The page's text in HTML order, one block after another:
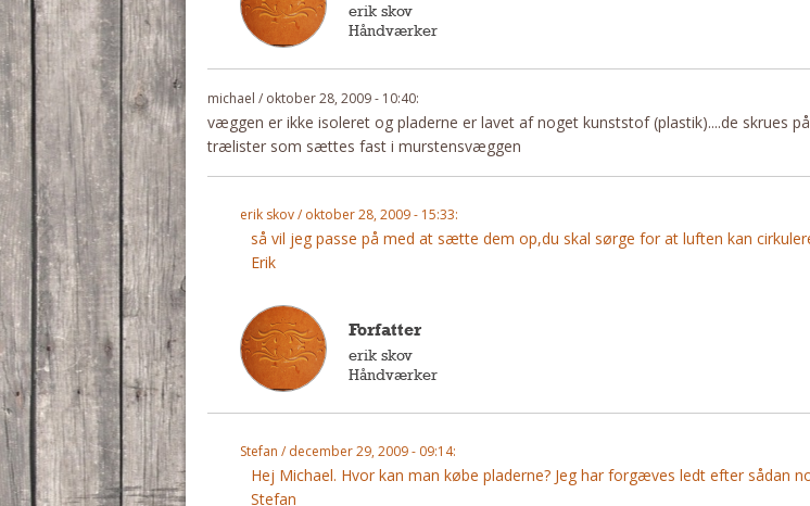
erik skov
Håndværker
michael / oktober 28, 2009 - 10:40:
væggen er ikke isoleret og pladerne er lavet af noget kunststof (plastik)....de skrues
trælister som sættes fast i murstensvæggen
erik skov / oktober 28, 2009 - 15:33:
så vil jeg passe på med at sætte dem op,du skal sørge for at luften kan
Erik
Forfatter
erik skov
Håndværker
Stefan / december 29, 2009 - 09:14:
Hej Michael. Hvor kan man købe pladerne? Jeg har forgæves ledt efter sådan
Stefan